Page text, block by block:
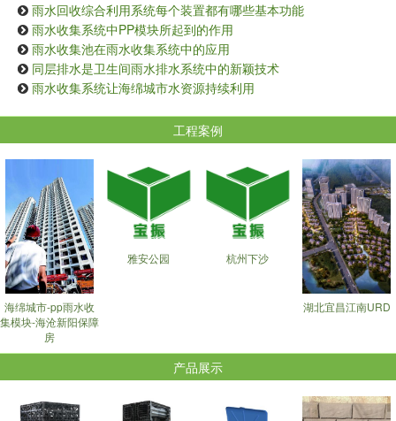
雨水回收综合利用系统每个装置都有哪些基本功能
雨水收集系统中PP模块所起到的作用
雨水收集池在雨水收集系统中的应用
同层排水是卫生间雨水排水系统中的新颖技术
雨水收集系统让海绵城市水资源持续利用
工程案例
海绵城市-pp雨水收
集模块-海沧新阳保障
房
雅安公园 杭州下沙
湖北宜昌江南URD
产品展示